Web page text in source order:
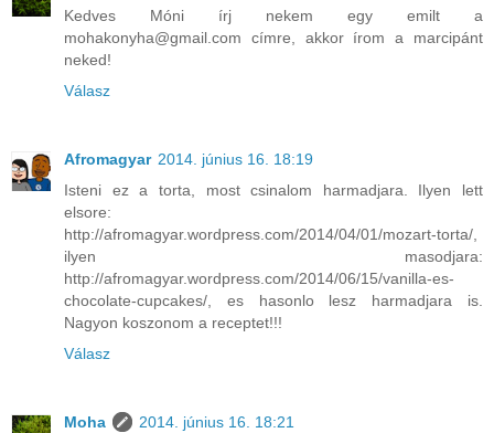
Kedves Móni írj nekem egy emilt a
mohakonyha@gmail.com címre, akkor írom a marcipánt
neked!
Válasz
Afromagyar 2014. június 16. 18:19
Isteni ez a torta, most csinalom harmadjara. Ilyen lett
elsore:
http://afromagyar.wordpress.com/2014/04/01/mozart-torta/,
ilyen masodjara:
http://afromagyar.wordpress.com/2014/06/15/vanilla-es-
chocolate-cupcakes/, es hasonlo lesz harmadjara is.
Nagyon koszonom a receptet!!!
Válasz
Moha
2014. június 16. 18:21